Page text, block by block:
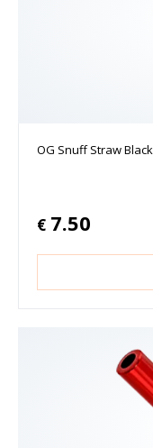
OG Snuff Straw Black
€ 7.50